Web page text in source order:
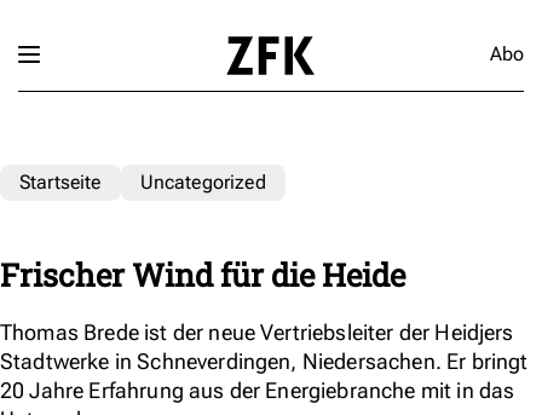
Abo
Startseite Uncategorized
Frischer Wind für die Heide
Thomas Brede ist der neue Vertriebsleiter der Heidjers
Stadtwerke in Schneverdingen, Niedersachen. Er bringt
20 Jahre Erfahrung aus der Energiebranche mit in das